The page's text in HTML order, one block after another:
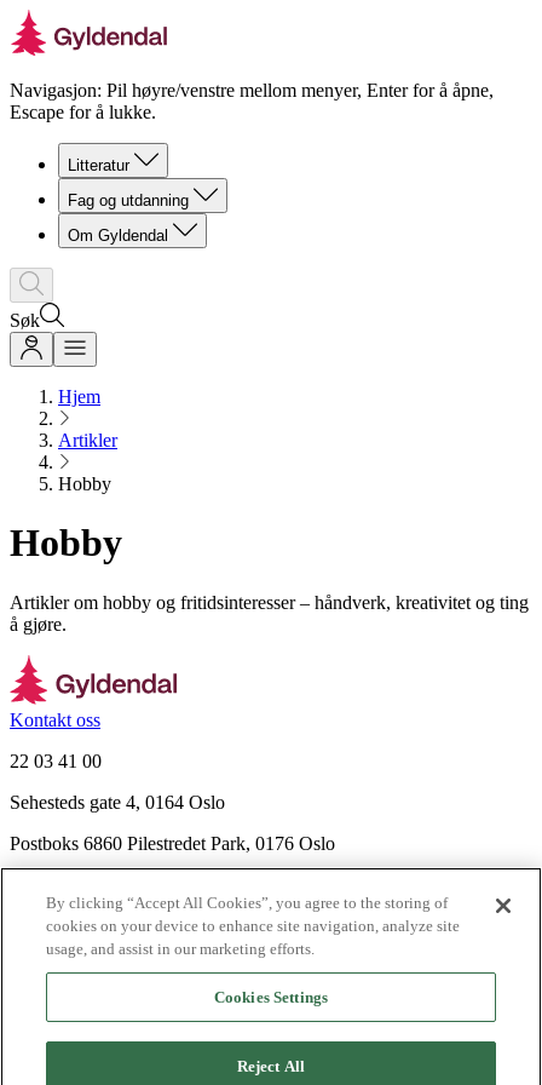
Navigasjon: Pil høyre/venstre mellom menyer, Enter for å åpne,
Escape for å lukke.
Litteratur
Fag og utdanning
Om Gyldendal
Søk
Hjem
Artikler
Hobby
Hobby
Artikler om hobby og fritidsinteresser – håndverk, kreativitet og ting
å gjøre.
Kontakt oss
22 03 41 00
Sehesteds gate 4, 0164 Oslo
Postboks 6860 Pilestredet Park, 0176 Oslo
Nyhetsbrev
Ledige stillinger
Send inn manus
By clicking “Accept All Cookies”, you agree to the storing of
cookies on your device to enhance site navigation, analyze site
usage, and assist in our marketing efforts.
Cookies Settings
Reject All